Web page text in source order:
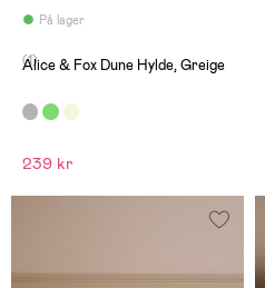
På lager
(1)
Alice & Fox Dune Hylde, Greige
239 kr